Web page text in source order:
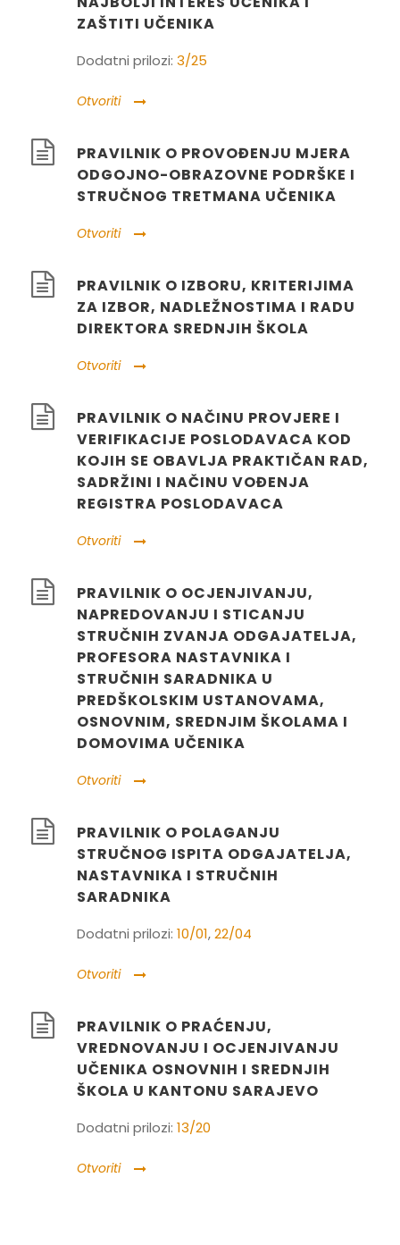
ZAŠTITI UČENIKA
Dodatni prilozi: 3/25
Otvoriti
PRAVILNIK O PROVOĐENJU MJERA
ODGOJNO-OBRAZOVNE PODRŠKE I
STRUČNOG TRETMANA UČENIKA
Otvoriti
PRAVILNIK O IZBORU, KRITERIJIMA
ZA IZBOR, NADLEŽNOSTIMA I RADU
DIREKTORA SREDNJIH ŠKOLA
Otvoriti
PRAVILNIK O NAČINU PROVJERE I
VERIFIKACIJE POSLODAVACA KOD
KOJIH SE OBAVLJA PRAKTIČAN RAD,
SADRŽINI I NAČINU VOĐENJA
REGISTRA POSLODAVACA
Otvoriti
PRAVILNIK O OCJENJIVANJU,
NAPREDOVANJU I STICANJU
STRUČNIH ZVANJA ODGAJATELJA,
PROFESORA NASTAVNIKA I
STRUČNIH SARADNIKA U
PREDŠKOLSKIM USTANOVAMA,
OSNOVNIM, SREDNJIM ŠKOLAMA I
DOMOVIMA UČENIKA
Otvoriti
PRAVILNIK O POLAGANJU
STRUČNOG ISPITA ODGAJATELJA,
NASTAVNIKA I STRUČNIH
SARADNIKA
Dodatni prilozi: 10/01,22/04
Otvoriti
PRAVILNIK O PRAĆENJU,
VREDNOVANJU I OCJENJIVANJU
UČENIKA OSNOVNIH I SREDNJIH
ŠKOLA U KANTONU SARAJEVO
Dodatni prilozi: 13/20
Otvoriti